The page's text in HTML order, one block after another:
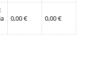
0,00 € 0,00 €